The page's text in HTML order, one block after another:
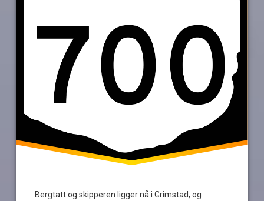
Bergtatt og skipperen ligger nå i Grimstad, og